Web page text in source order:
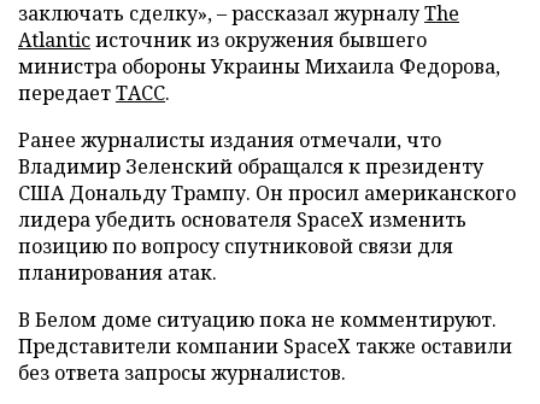
заключать сделку», – рассказал журналуThe
Atlanticисточник из окружения бывшего
министра обороны Украины Михаила Федорова,
передаетТАСС.
Ранее журналисты издания отмечали, что
Владимир Зеленский обращался к президенту
США Дональду Трампу. Он просил американского
лидера убедить основателя SpaceX изменить
позицию по вопросу спутниковой связи для
планирования атак.
В Белом доме ситуацию пока не комментируют.
Представители компании SpaceX также оставили
без ответа запросы журналистов.